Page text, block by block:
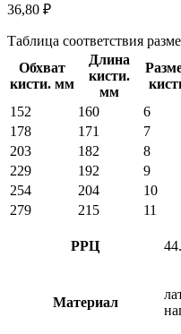
36,80 ₽
Таблица соответствия
Обхват
кисти. мм
Длина
кисти.
мм
152
160 6
178
171 7
203
182 8
229
192 9
254
204 10
279
215 11
РРЦ
Материал